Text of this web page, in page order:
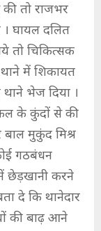
तो राजभर
। घायल दलित
तो चिकित्सक
में शिकायत
भेज दिया ।
के कुंदों से की
बाल मुकुंद मिश्र
गठबंधन
छेड़खानी करने
दे कि थानेदार
की बाढ़ आने